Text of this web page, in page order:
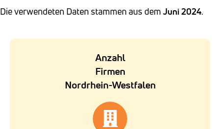
Die verwendeten Daten stammen aus dem Juni 2024.
Anzahl
Firmen
Nordrhein-Westfalen